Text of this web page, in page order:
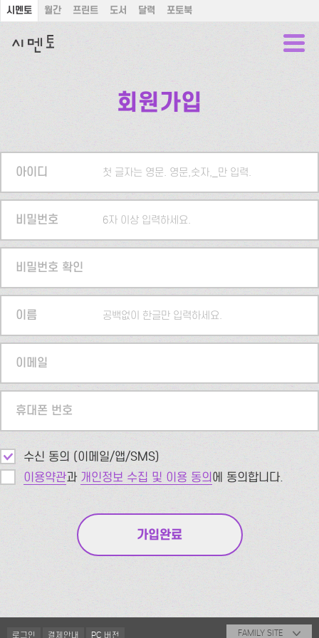
시멘토 월간 프린트 도서 달력 포토북
회원가입
아이디 첫 글자는 영문. 영문,숫자,_만 입력.
비밀번호 6자 이상 입력하세요.
비밀번호 확인
이름 공백없이 한글만 입력하세요.
이메일
휴대폰 번호
수신 동의 (이메일/앱/SMS)
이용약관과 개인정보 수집 및 이용 동의에 동의합니다.
로그인 결제안내 PC 버전 FAMILY SITE